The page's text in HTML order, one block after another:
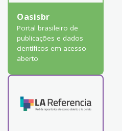
Oasisbr
Portal brasileiro de
publicações e dados
científicos em acesso
aberto